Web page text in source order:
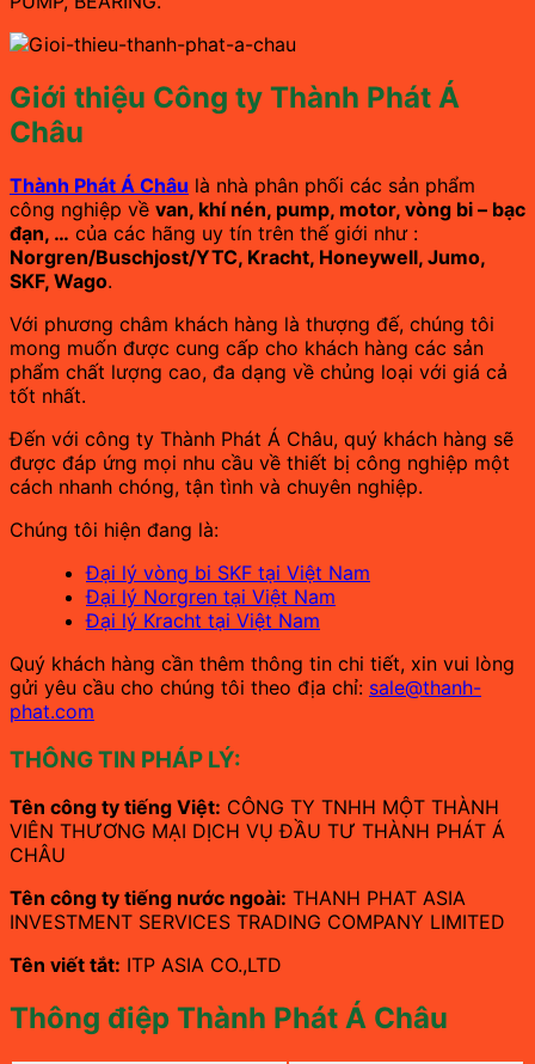
Giới thiệu Công ty Thành Phát Á
Châu
Thành Phát Á Châu là nhà phân phối các sản phẩm
công nghiệp về van, khí nén, pump, motor, vòng bi – bạc
đạn, … của các hãng uy tín trên thế giới như :
Norgren/Buschjost/YTC, Kracht, Honeywell, Jumo,
SKF, Wago.
Với phương châm khách hàng là thượng đế, chúng tôi
mong muốn được cung cấp cho khách hàng các sản
phẩm chất lượng cao, đa dạng về chủng loại với giá cả
tốt nhất.
Đến với công ty Thành Phát Á Châu, quý khách hàng sẽ
được đáp ứng mọi nhu cầu về thiết bị công nghiệp một
cách nhanh chóng, tận tình và chuyên nghiệp.
Chúng tôi hiện đang là:
Đại lý vòng bi SKF tại Việt Nam
Đại lý Norgren tại Việt Nam
Đại lý Kracht tại Việt Nam
Quý khách hàng cần thêm thông tin chi tiết, xin vui lòng
gửi yêu cầu cho chúng tôi theo địa chỉ: sale@thanh-
phat.com
THÔNG TIN PHÁP LÝ:
Tên công ty tiếng Việt: CÔNG TY TNHH MỘT THÀNH
VIÊN THƯƠNG MẠI DỊCH VỤ ĐẦU TƯ THÀNH PHÁT Á
CHÂU
Tên công ty tiếng nước ngoài: THANH PHAT ASIA
INVESTMENT SERVICES TRADING COMPANY LIMITED
Tên viết tắt: ITP ASIA CO.,LTD
Thông điệp Thành Phát Á Châu